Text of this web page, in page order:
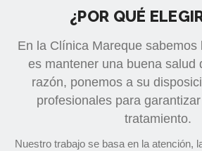
¿POR QUÉ
En la Clínica Mareque sabemos
es mantener una buena salud
razón, ponemos a su
profesionales para
tratamiento.
Nuestro trabajo se basa en la atención,